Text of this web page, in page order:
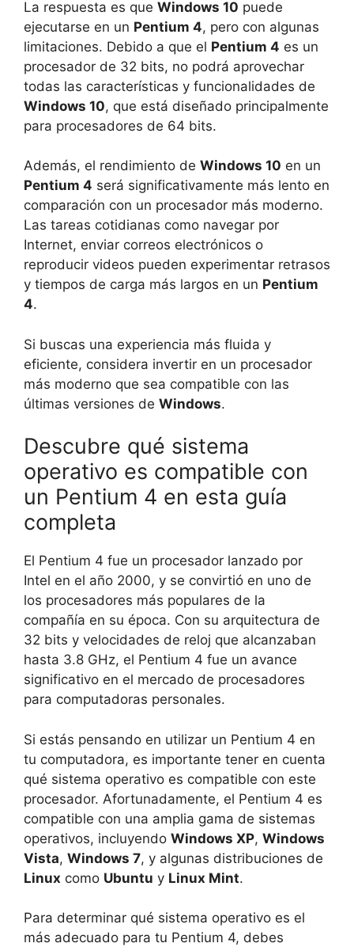
La respuesta es que Windows 10 puede
ejecutarse en un Pentium 4, pero con algunas
limitaciones. Debido a que el Pentium 4 es un
procesador de 32 bits, no podrá aprovechar
todas las características y funcionalidades de
Windows 10, que está diseñado principalmente
para procesadores de 64 bits.
Además, el rendimiento de Windows 10 en un
Pentium 4 será significativamente más lento en
comparación con un procesador más moderno.
Las tareas cotidianas como navegar por
Internet, enviar correos electrónicos o
reproducir videos pueden experimentar retrasos
y tiempos de carga más largos en un Pentium
4.
Si buscas una experiencia más fluida y
eficiente, considera invertir en un procesador
más moderno que sea compatible con las
últimas versiones de Windows.
Descubre qué sistema
operativo es compatible con
un Pentium 4 en esta guía
completa
El Pentium 4 fue un procesador lanzado por
Intel en el año 2000, y se convirtió en uno de
los procesadores más populares de la
compañía en su época. Con su arquitectura de
32 bits y velocidades de reloj que alcanzaban
hasta 3.8 GHz, el Pentium 4 fue un avance
significativo en el mercado de procesadores
para computadoras personales.
Si estás pensando en utilizar un Pentium 4 en
tu computadora, es importante tener en cuenta
qué sistema operativo es compatible con este
procesador. Afortunadamente, el Pentium 4 es
compatible con una amplia gama de sistemas
operativos, incluyendo Windows XP, Windows
Vista, Windows 7, y algunas distribuciones de
Linux como Ubuntu y Linux Mint.
Para determinar qué sistema operativo es el
más adecuado para tu Pentium 4, debes